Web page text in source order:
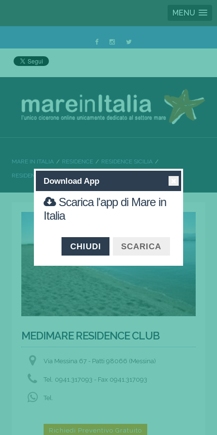
MENU
MARE IN ITALIA RESIDENCE RESIDENCE SICILIA
RESIDENCE MESSINA
MEDIMARE RESIDENCE CLUB
Via Messina 67 - Patti 98066 (Messina)
Tel. 0941.317093 - Fax 0941.317093
Tel.
Richiedi Preventivo Gratuito
Download App
Scarica l'app di Mare in
Italia
CHIUDI SCARICA